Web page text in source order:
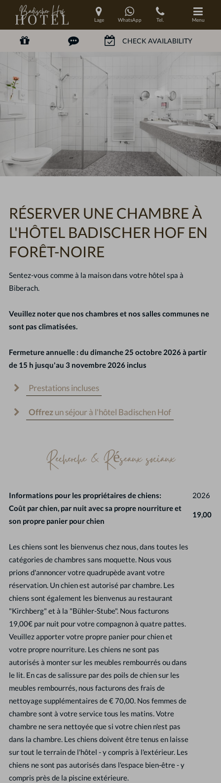
Lage WhatsApp Tel. Menu
RÉSERVER UNE CHAMBRE À
L'HÔTEL BADISCHER HOF EN
FORÊT-NOIRE
Sentez-vous comme à la maison dans votre hôtel spa à
Biberach.
Veuillez noter que nos chambres et nos salles communes ne
sont pas climatisées.
Fermeture annuelle : du dimanche 25 octobre 2026 à partir
de 15 h jusqu'au 3 novembre 2026 inclus
Prestations incluses
Offrezun séjour à l'hôtel Badischen Hof
Recherche & Réseaux sociaux
Informations pour les propriétaires de chiens:
2026
Coût par chien, par nuit avec sa propre nourriture et
son propre panier pour chien
19,00
Les chiens sont les bienvenus chez nous, dans toutes les
catégories de chambres sans moquette. Nous vous
prions d'annoncer votre quadrupède avant votre
réservation. Un chien est autorisé par chambre. Les
chiens sont également les bienvenus au restaurant
"Kirchberg" et à la "Bühler-Stube". Nous facturons
19,00€ par nuit pour votre compagnon à quatre pattes.
Veuillez apporter votre propre panier pour chien et
votre propre nourriture. Les chiens ne sont pas
autorisés à monter sur les meubles rembourrés ou dans
le lit. En cas de salissure par des poils de chien sur les
meubles rembourrés, nous facturons des frais de
nettoyage supplémentaires de € 70,00. Nos femmes de
chambre sont à votre service tous les matins. Votre
chambre ne sera nettoyée que si votre chien n'est pas
dans la chambre. Les chiens doivent être tenus en laisse
sur tout le terrain de l'hôtel - y compris à l'extérieur. Les
chiens ne sont pas autorisés dans l'espace bien-être - y
compris près de la piscine extérieure.